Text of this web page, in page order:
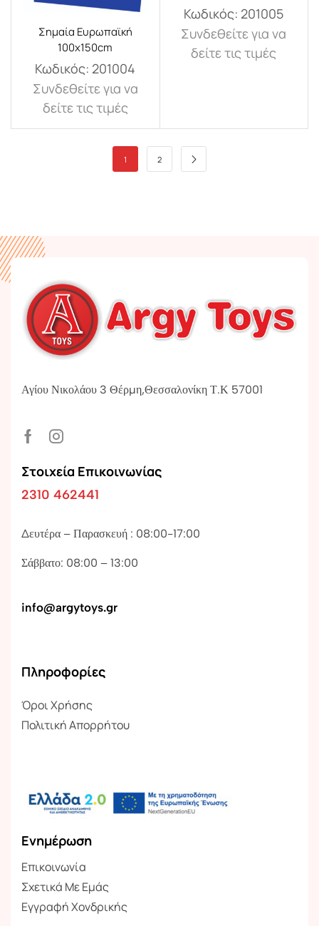
Σημαία Ευρωπαϊκή
100x150cm
Κωδικός: 201004
Συνδεθείτε για να
δείτε τις τιμές
Κωδικός: 201005
Συνδεθείτε για να
δείτε τις τιμές
1 2
Αγίου Νικολάου 3 Θέρμη,Θεσσαλονίκη Τ.Κ 57001
Στοιχεία Επικοινωνίας
2310 462441
Δευτέρα – Παρασκευή : 08:00-17:00
Σάββατο: 08:00 – 13:00
info@argytoys.gr
Πληροφορίες
Όροι Χρήσης
Πολιτική Απορρήτου
Ενημέρωση
Επικοινωνία
Σχετικά Με Εμάς
Εγγραφή Χονδρικής